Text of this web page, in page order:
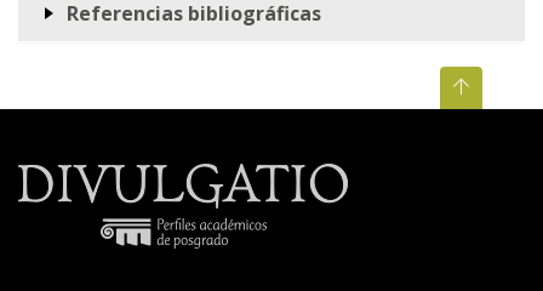
Referencias bibliográficas